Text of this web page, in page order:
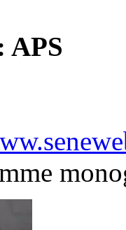
APS